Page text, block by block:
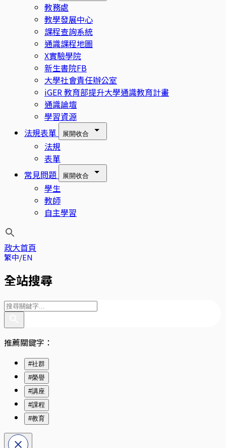
教務處
教學發展中心
課程查詢系統
通識課程地圖
X實驗學院
新生書院FB
大學社會責任辦公室
iGER 教育部提升大學通識教育計畫
通識論壇
學習資源
法規表單
展開收合
法規
表單
常見問題
展開收合
學生
教師
自主學習
政大首頁
繁中 EN
全站搜尋
推薦關鍵字：
#社群
#榮譽
#講座
#課程
#教育